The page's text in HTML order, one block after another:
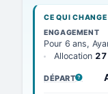
CE QUI
ENGAGEMENT
Pour 6 ans,
Allocation
DÉPART
, VOIR LA